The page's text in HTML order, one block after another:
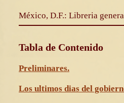
México, D.F.: Libreria
Tabla de Contenido
Preliminares.
Los ultimos dias del